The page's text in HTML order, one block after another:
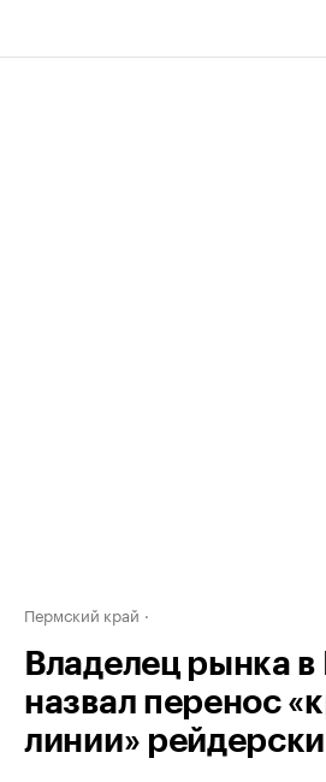
Пермский край
Владелец рынка
назвал перенос
линии»